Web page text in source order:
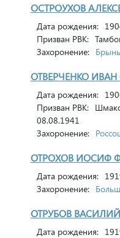
ОСТРОУХОВ
Дата рождения:
Призван РВК:
Захоронение:
ОТВЕРЧЕНКО
Дата рождения:
Призван РВК:
08.08.1941
Захоронение:
ОТРОХОВ ИОСИФ
Дата рождения:
Захоронение:
ОТРУБОВ
Дата рождения: